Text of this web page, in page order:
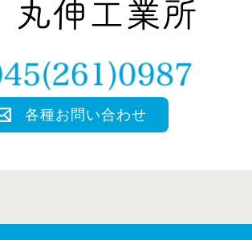
各種お問い合わせ